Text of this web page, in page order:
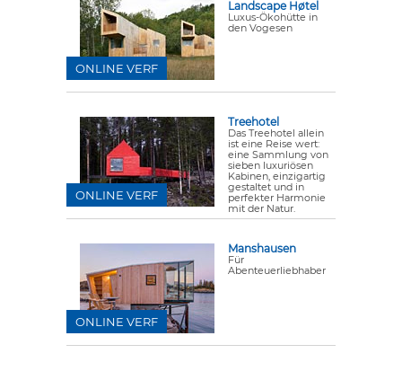
Landscape Høtel
Luxus-Ökohütte in
den Vogesen
ONLINE VERF
Treehotel
Das Treehotel allein
ist eine Reise wert:
eine Sammlung von
sieben luxuriösen
Kabinen, einzigartig
gestaltet und in
perfekter Harmonie
mit der Natur.
ONLINE VERF
Manshausen
Für
Abenteuerliebhaber
ONLINE VERF